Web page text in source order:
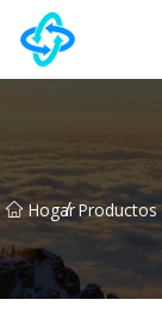
Grupo
Hogar
/ Productos